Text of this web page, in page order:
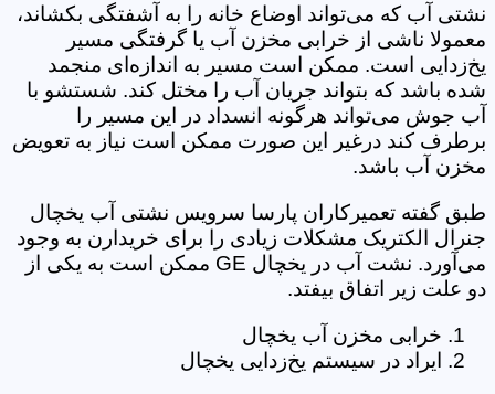
نشتی آب که می‌تواند اوضاع خانه را به آشفتگی بکشاند،
معمولا ناشی از خرابی مخزن آب یا گرفتگی مسیر
یخ‌زدایی است. ممکن است مسیر به اندازه‌ای منجمد
شده باشد که بتواند جریان آب را مختل کند. شستشو با
آب جوش می‌تواند هرگونه انسداد در این مسیر را
برطرف کند درغیر این صورت ممکن است نیاز به تعویض
مخزن آب باشد.
طبق گفته تعمیرکاران پارسا سرویس نشتی آب یخچال
جنرال الکتریک مشکلات زیادی را برای خریدارن به وجود
می‌آورد. نشت آب در یخچال GE ممکن است به یکی از
دو علت زیر اتفاق بیفتد.
خرابی مخزن آب یخچال
ایراد در سیستم یخ‌زدایی یخچال